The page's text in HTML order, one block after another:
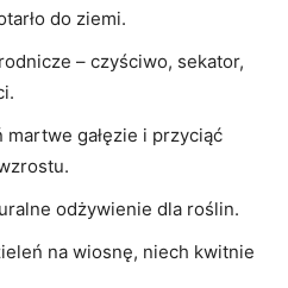
do ziemi.
– czyściwo, sekator,
gałęzie i przyciąć
‌odżywienie dla roślin.
na wiosnę,⁤ niech kwitnie⁤